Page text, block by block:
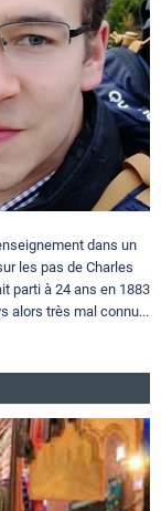
dans un
les pas de Charles
parti à 24 ans en 1883
alors très mal connu...